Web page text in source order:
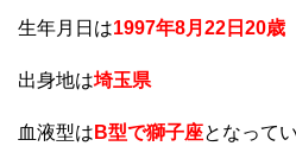
生年月日は1997年8月22日20歳
出身地は埼玉県
血液型は B型で獅子座となって